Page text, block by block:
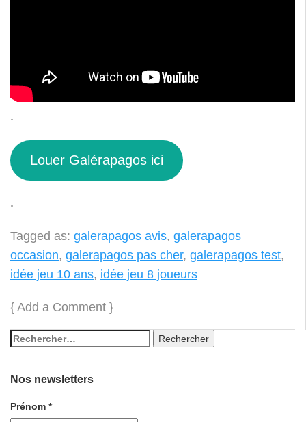
.
Louer Galérapagos ici
.
Tagged as: galerapagos avis, galerapagos
occasion, galerapagos pas cher, galerapagos test,
idée jeu 10 ans, idée jeu 8 joueurs
{ Add a Comment }
Nos newsletters
Prénom *